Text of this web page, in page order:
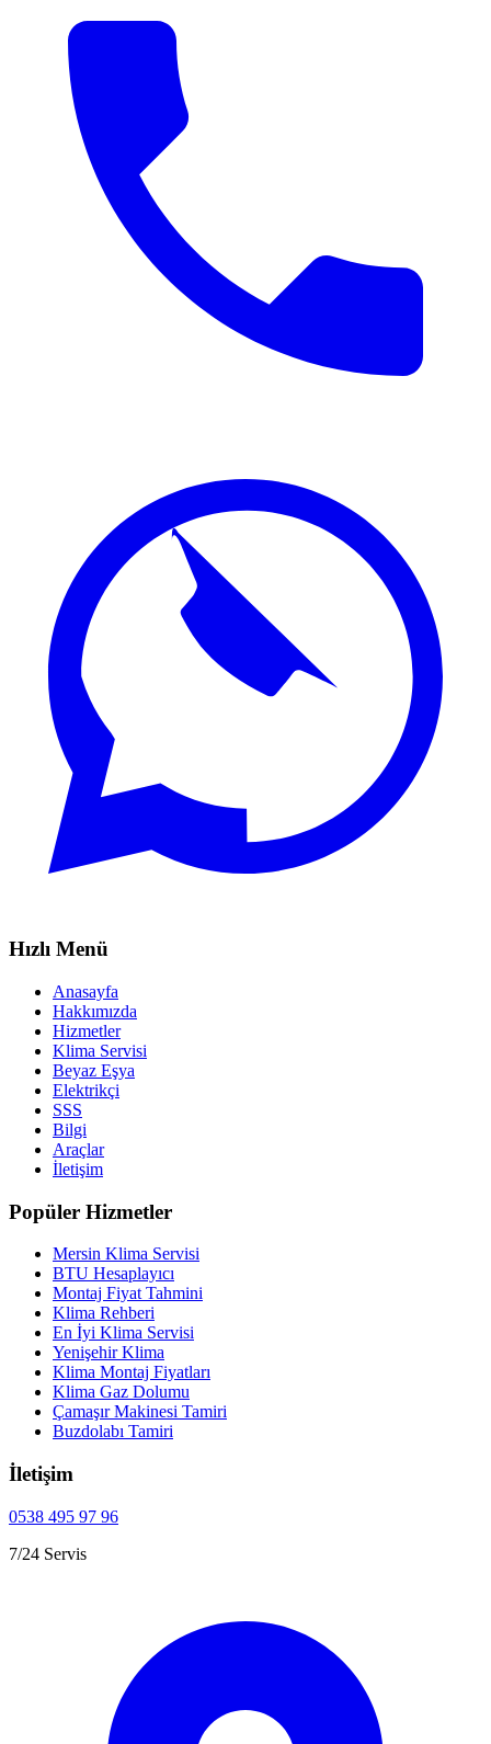
Hızlı Menü
Anasayfa
Hakkımızda
Hizmetler
Klima Servisi
Beyaz Eşya
Elektrikçi
SSS
Bilgi
Araçlar
İletişim
Popüler Hizmetler
Mersin Klima Servisi
BTU Hesaplayıcı
Montaj Fiyat Tahmini
Klima Rehberi
En İyi Klima Servisi
Yenişehir Klima
Klima Montaj Fiyatları
Klima Gaz Dolumu
Çamaşır Makinesi Tamiri
Buzdolabı Tamiri
İletişim
0538 495 97 96
7/24 Servis